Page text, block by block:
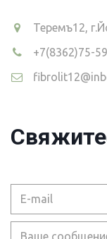
Теремъ12,
+7(8362)75-